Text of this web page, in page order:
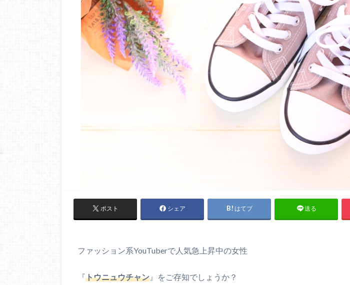
ポスト シェア はてブ 送る
ファッション系YouTuberで人気急上昇中の女性
『トウニュウチャン 』をご存知でしょうか？